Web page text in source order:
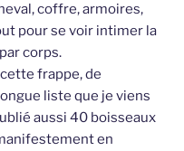
coffre, armoires,
pour se voir intimer la
corps.
frappe, de
liste que je viens
aussi 40 boisseaux
en